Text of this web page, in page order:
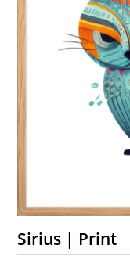
Sirius | Print